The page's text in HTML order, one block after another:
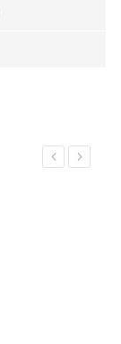
Previous
Next